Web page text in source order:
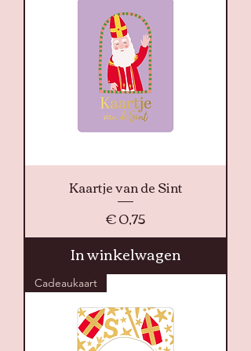
Kaartje van de Sint
Prijs
€ 0,75
In winkelwagen
Cadeaukaart